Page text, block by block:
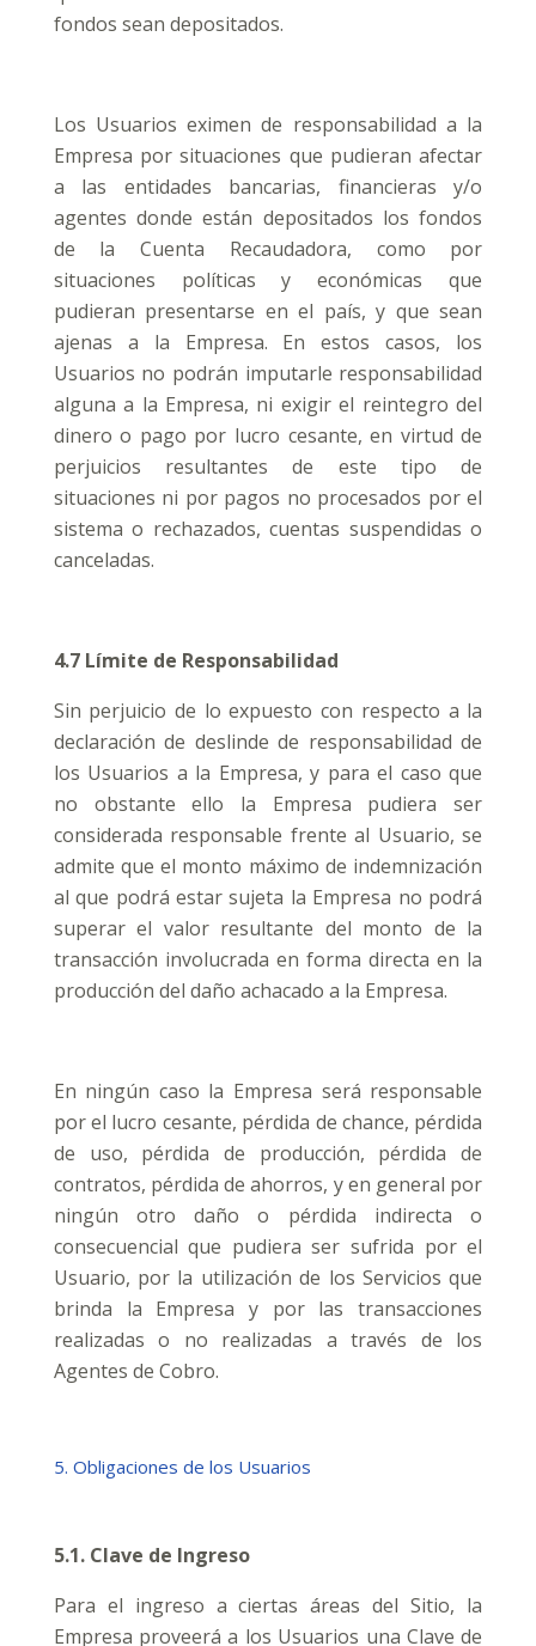
fondos sean depositados.
Los Usuarios eximen de responsabilidad a la
Empresa por situaciones que pudieran afectar
a las entidades bancarias, financieras y/o
agentes donde están depositados los fondos
de la Cuenta Recaudadora, como por
situaciones políticas y económicas que
pudieran presentarse en el país, y que sean
ajenas a la Empresa. En estos casos, los
Usuarios no podrán imputarle responsabilidad
alguna a la Empresa, ni exigir el reintegro del
dinero o pago por lucro cesante, en virtud de
perjuicios resultantes de este tipo de
situaciones ni por pagos no procesados por el
sistema o rechazados, cuentas suspendidas o
canceladas.
4.7 Límite de Responsabilidad
Sin perjuicio de lo expuesto con respecto a la
declaración de deslinde de responsabilidad de
los Usuarios a la Empresa, y para el caso que
no obstante ello la Empresa pudiera ser
considerada responsable frente al Usuario, se
admite que el monto máximo de indemnización
al que podrá estar sujeta la Empresa no podrá
superar el valor resultante del monto de la
transacción involucrada en forma directa en la
producción del daño achacado a la Empresa.
En ningún caso la Empresa será responsable
por el lucro cesante, pérdida de chance, pérdida
de uso, pérdida de producción, pérdida de
contratos, pérdida de ahorros, y en general por
ningún otro daño o pérdida indirecta o
consecuencial que pudiera ser sufrida por el
Usuario, por la utilización de los Servicios que
brinda la Empresa y por las transacciones
realizadas o no realizadas a través de los
Agentes de Cobro.
5. Obligaciones de los Usuarios
5.1. Clave de Ingreso
Para el ingreso a ciertas áreas del Sitio, la
Empresa proveerá a los Usuarios una Clave de